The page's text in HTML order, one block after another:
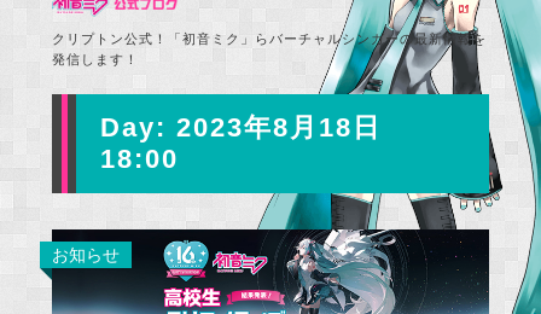
クリプトン公式！「初音ミク」らバーチャルシンガーの最新情報を
発信します！
Day: 2023年8月18日
18:00
お知らせ